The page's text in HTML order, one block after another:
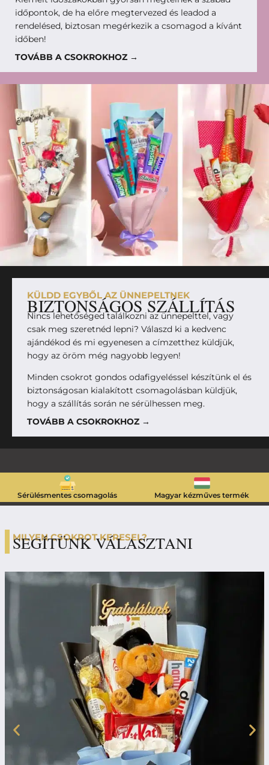
időpontok, de ha előre megtervezed és leadod a
rendelésed, biztosan megérkezik a csomagod a kívánt
időben!
TOVÁBB A CSOKROKHOZ →
KÜLDD EGYBŐL AZ ÜNNEPELTNEK
BIZTONSÁGOS SZÁLLÍTÁS
Nincs lehetőséged találkozni az ünnepelttel, vagy
csak meg szeretnéd lepni? Válaszd ki a kedvenc
ajándékod és mi egyenesen a címzetthez küldjük,
hogy az öröm még nagyobb legyen!
Minden csokrot gondos odafigyeléssel készítünk el és
biztonságosan kialakított csomagolásban küldjük,
hogy a szállítás során ne sérülhessen meg.
TOVÁBB A CSOKROKHOZ →
Sérülésmentes csomagolás Magyar kézműves termék
MILYEN CSOKROT KERESEL?
SEGÍTÜNK VÁLASZTANI